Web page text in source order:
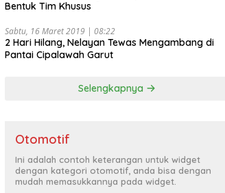
Bentuk Tim Khusus
Sabtu, 16 Maret 2019 | 08:22
2 Hari Hilang, Nelayan Tewas Mengambang di
Pantai Cipalawah Garut
Selengkapnya
Otomotif
Ini adalah contoh keterangan untuk widget
dengan kategori otomotif, anda bisa dengan
mudah memasukkannya pada widget.